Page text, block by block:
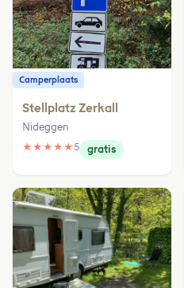
Camperplaats
Stellplatz Zerkall
Nideggen
★ ★ ★ ★ ★5 gratis